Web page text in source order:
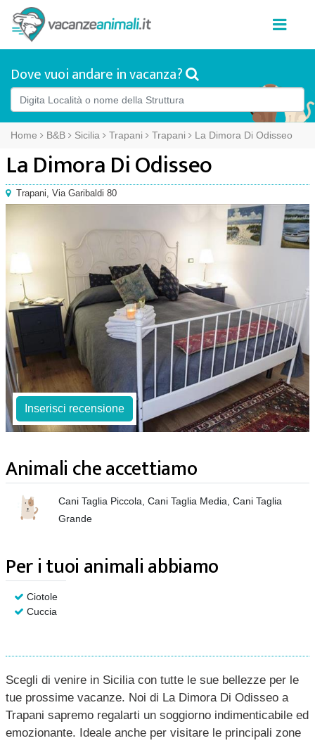
Dove vuoi andare in vacanza?
Home B&B Sicilia Trapani Trapani La Dimora Di Odisseo
La Dimora Di Odisseo
Trapani, Via Garibaldi 80
Inserisci recensione
Animali che accettiamo
Cani Taglia Piccola, Cani Taglia Media, Cani Taglia
Grande
Per i tuoi animali abbiamo
Ciotole
Cuccia
Scegli di venire in Sicilia con tutte le sue bellezze per le
tue prossime vacanze. Noi di La Dimora Di Odisseo a
Trapani sapremo regalarti un soggiorno indimenticabile ed
emozionante. Ideale anche per visitare le principali zone